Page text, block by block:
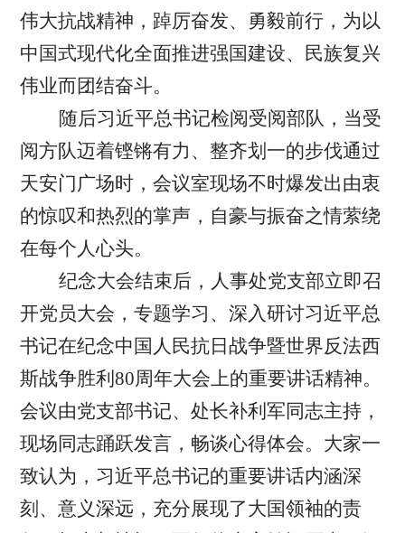
伟大抗战精神，踔厉奋发、勇毅前行，为以
中国式现代化全面推进强国建设、民族复兴
伟业而团结奋斗。
随后习近平总书记检阅受阅部队，当受
阅方队迈着铿锵有力、整齐划一的步伐通过
天安门广场时，会议室现场不时爆发出由衷
的惊叹和热烈的掌声，自豪与振奋之情萦绕
在每个人心头。
纪念大会结束后，人事处党支部立即召
开党员大会，专题学习、深入研讨习近平总
书记在纪念中国人民抗日战争暨世界反法西
斯战争胜利80周年大会上的重要讲话精神。
会议由党支部书记、处长补利军同志主持，
现场同志踊跃发言，畅谈心得体会。大家一
致认为，习近平总书记的重要讲话内涵深
刻、意义深远，充分展现了大国领袖的责